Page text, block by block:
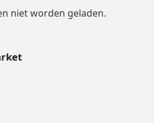
niet worden geladen.